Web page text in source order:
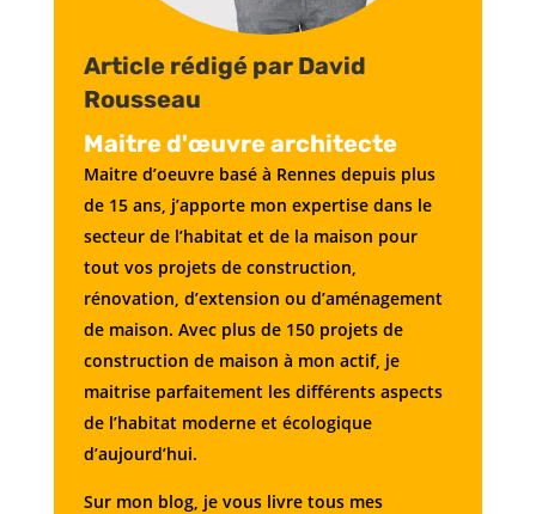
Article rédigé par David
Rousseau
Maitre d'œuvre architecte
Maitre d’oeuvre basé à Rennes depuis plus
de 15 ans, j’apporte mon expertise dans le
secteur de l’habitat et de la maison pour
tout vos projets de construction,
rénovation, d’extension ou d’aménagement
de maison. Avec plus de 150 projets de
construction de maison à mon actif, je
maitrise parfaitement les différents aspects
de l’habitat moderne et écologique
d’aujourd’hui.
Sur mon blog, je vous livre tous mes